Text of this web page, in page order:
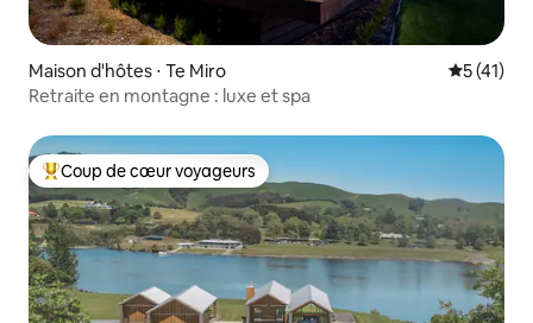
Maison d'hôtes ⋅ Te Miro
5 (41)
Retraite en montagne : luxe et spa
Coups de cœur voyageurs les plus appréciés
Coup de cœur voyageurs